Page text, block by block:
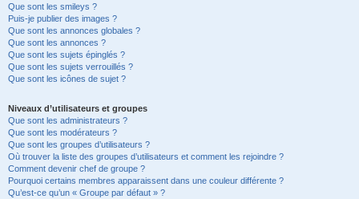
Que sont les smileys ?
Puis-je publier des images ?
Que sont les annonces globales ?
Que sont les annonces ?
Que sont les sujets épinglés ?
Que sont les sujets verrouillés ?
Que sont les icônes de sujet ?
Niveaux d’utilisateurs et groupes
Que sont les administrateurs ?
Que sont les modérateurs ?
Que sont les groupes d’utilisateurs ?
Où trouver la liste des groupes d’utilisateurs et comment les rejoindre ?
Comment devenir chef de groupe ?
Pourquoi certains membres apparaissent dans une couleur différente ?
Qu’est-ce qu’un « Groupe par défaut » ?